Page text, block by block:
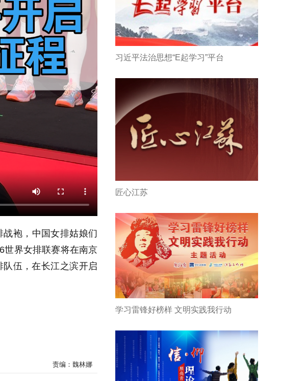
袍，中国女排姑娘们
世界女排联赛将在南京
伍，在长江之滨开启
责编：魏林娜
习近平法治思想“E起学习”平台
匠心江苏
学习雷锋好榜样 文明实践我行动